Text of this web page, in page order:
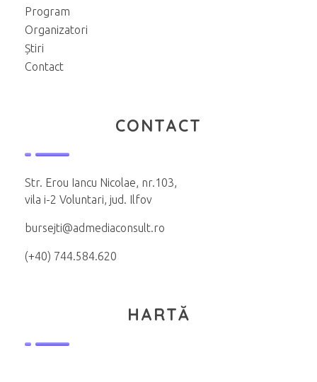
Program
Organizatori
Știri
Contact
CONTACT
Str. Erou Iancu Nicolae, nr.103,
vila i-2 Voluntari, jud. Ilfov
bursejti@admediaconsult.ro
(+40) 744.584.620
HARTĂ